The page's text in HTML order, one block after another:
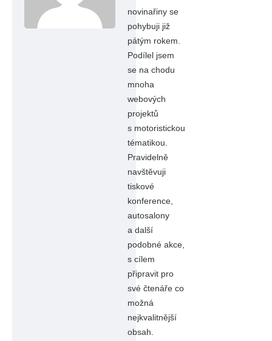
novinařiny se
pohybuji již
pátým rokem.
Podílel jsem
se na chodu
mnoha
webových
projektů
s motoristickou
tématikou.
Pravidelně
navštěvuji
tiskové
konference,
autosalony
a další
podobné akce,
s cílem
připravit pro
své čtenáře co
možná
nejkvalitnější
obsah.